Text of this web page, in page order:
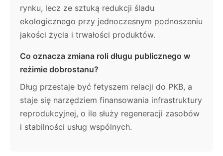
rynku, lecz ze sztuką redukcji śladu
ekologicznego przy jednoczesnym podnoszeniu
jakości życia i trwałości produktów.
Co oznacza zmiana roli długu publicznego w
reżimie dobrostanu?
Dług przestaje być fetyszem relacji do PKB, a
staje się narzędziem finansowania infrastruktury
reprodukcyjnej, o ile służy regeneracji zasobów
i stabilności usług wspólnych.